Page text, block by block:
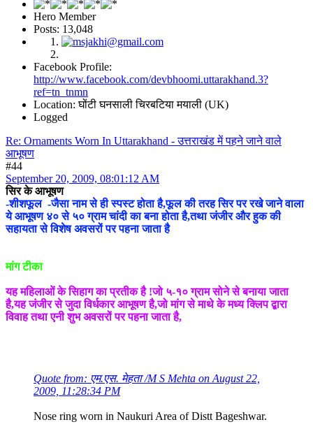
Hero Member
Posts: 13,048
Facebook Profile:
http://www.facebook.com/devbhoomi.uttarakhand.3?
ref=tn_tnmn
Location: घोंटी घनसाली चिरबटिया मयाली (UK)
Logged
Re: Ornaments Worn In Uttarakhand - उत्तराखंड में पहने जाने वाले
आभूषण
#44
September 20, 2009, 08:01:12 AM
सिर के आभूषण
-शीशफूल -जैसा नाम से ही स्पस्ट होता है,फूल की तरह सिर पर रखे जाने वाला
ये आभूषण ४० से ५० ग्राम चांदी का बना होता है,तथा जंजीर और हुक की
सहायता से विशेष अवसरों पर पहना जाता है
मांग टीका
यह महिलाओं के सिहाग का प्रतीक है !जो ५-१० ग्राम सोने से बनाया जाता
है,यह जंजीर से जुदा विर्धकार आभूषण है,जो मांग से माथे के मध्य क्लिप द्बारा
विवाह तथा एनी शुभ अवसरों पर पहना जाता है,
Quote from: एम.एस. मेहता /M S Mehta on August 22,
2009, 11:28:34 PM
Nose ring worn in Naukuri Area of Distt Bageshwar.